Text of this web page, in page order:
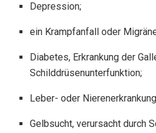
Depression;
ein Krampfanfall oder
Diabetes, Erkrankung der
Schilddrüsenunterfunktion;
Leber- oder
Gelbsucht, verursacht durch